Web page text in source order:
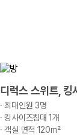
디럭스 스위트, 킹
·최대인원 3명
·킹사이즈침대 1개
·객실 면적 120m²